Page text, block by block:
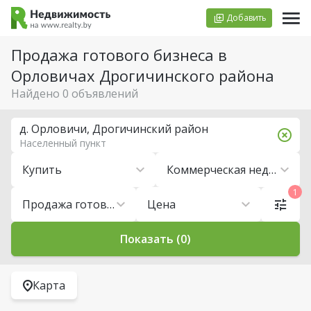
Добавить
Продажа готового бизнеса в
Орловичах Дрогичинского района
Найдено 0 объявлений
Купить Коммерческая недвижимость
Продажа готового бизнеса Цена
д. Орловичи, Дрогичинский район
Населенный пункт
1
Показать (0)
Карта